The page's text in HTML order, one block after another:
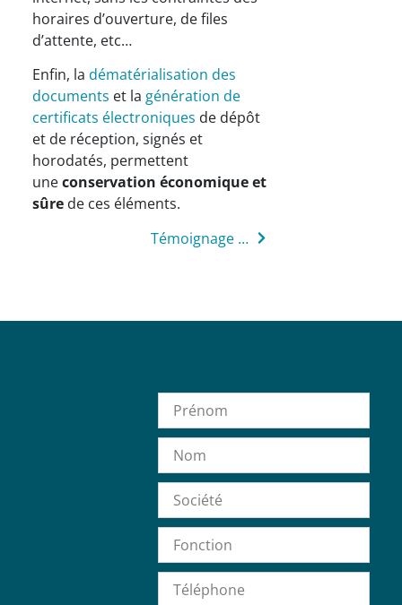
horaires d’ouverture, de files
d’attente, etc…
Enfin, la dématérialisation des
documents et la génération de
certificats électroniques de dépôt
et de réception, signés et
horodatés, permettent
uneconservation économique et
sûrede ces éléments.
Témoignage client : Contractualisations en ligne